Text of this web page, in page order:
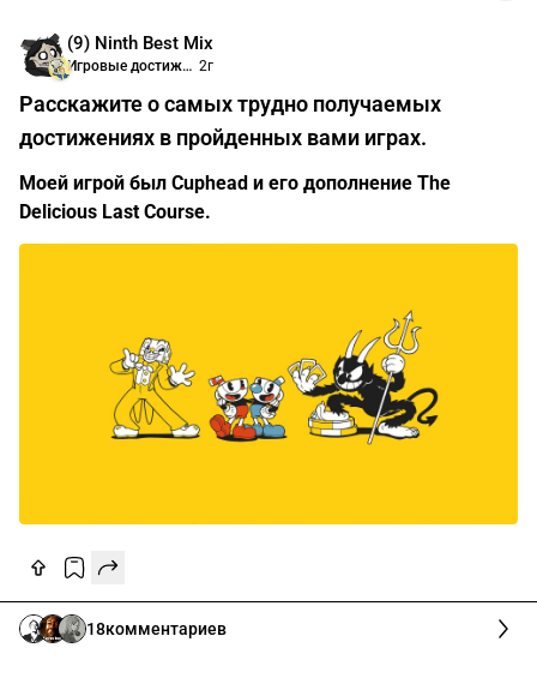
(9) Ninth Best Mix
Игровые достижения 2г
Расскажите о самых трудно получаемых
достижениях в пройденных вами играх.
Моей игрой был Cuphead и его дополнение The
Delicious Last Course.
18комментариев